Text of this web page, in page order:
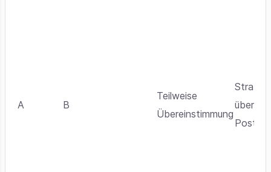
A B
Teilweise
Übereinstimmung